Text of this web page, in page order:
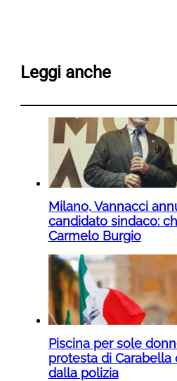
Leggi anche
Milano, Vannacci
candidato sindaco:
Carmelo Burgio
Piscina per sole
protesta di
dalla polizia